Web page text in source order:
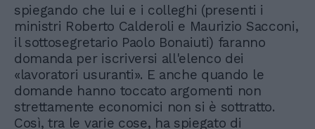
spiegando che lui e i colleghi (presenti i
ministri Roberto Calderoli e Maurizio Sacconi,
il sottosegretario Paolo Bonaiuti) faranno
domanda per iscriversi all'elenco dei
«lavoratori usuranti». E anche quando le
domande hanno toccato argomenti non
strettamente economici non si è sottratto.
Così, tra le varie cose, ha spiegato di